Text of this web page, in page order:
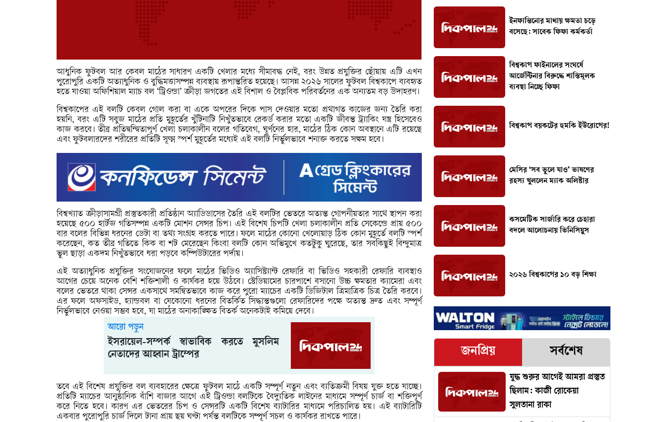
আধুনিক ফুটবল আর কেবল মাঠের সাধারণ একটি খেলার মধ্যে সীমাবদ্ধ নেই, বরং উন্নত প্রযুক্তির ছোঁয়ায় এটি এখন
পুরোপুরি একটি অত্যাধুনিক ও বুদ্ধিমত্তাসম্পন্ন ব্যবস্থায় রূপান্তরিত হয়েছে। আসন্ন ২০২৬ সালের ফুটবল বিশ্বকাপে ব্যবহৃত
হতে যাওয়া অফিশিয়াল ম্যাচ বল ‘ট্রিওন্ডা’ ক্রীড়া জগতের এই বিশাল ও বৈপ্লবিক পরিবর্তনের এক অন্যতম বড় উদাহরণ।
বিশ্বকাপের এই বলটি কেবল গোল করা বা একে অপরের দিকে পাস দেওয়ার মতো প্রথাগত কাজের জন্য তৈরি করা
হয়নি, বরং এটি সবুজ মাঠের প্রতি মুহূর্তের খুঁটিনাটি নিখুঁতভাবে রেকর্ড করার মতো একটি জীবন্ত ট্র্যাকিং যন্ত্র হিসেবেও
কাজ করবে। তীব্র প্রতিদ্বন্দ্বিতাপূর্ণ খেলা চলাকালীন বলের গতিবেগ, ঘূর্ণনের হার, মাঠের ঠিক কোন অবস্থানে এটি রয়েছে
এবং ফুটবলারদের শরীরের প্রতিটি সূক্ষ্ম স্পর্শ মুহূর্তের মধ্যেই এই বলটি নির্ভুলভাবে শনাক্ত করতে সক্ষম হবে।
বিশ্বখ্যাত ক্রীড়াসামগ্রী প্রস্তুতকারী প্রতিষ্ঠান অ্যাডিডাসের তৈরি এই বলটির ভেতরে অত্যন্ত গোপনীয়তার সাথে স্থাপন করা
হয়েছে ৫০০ হার্টজ গতিসম্পন্ন একটি মোশন সেন্সর চিপ। এই বিশেষ চিপটি খেলা চলাকালীন প্রতি সেকেন্ডে প্রায় ৫০০
বার বলের বিভিন্ন ধরনের ডেটা বা তথ্য সংগ্রহ করতে পারে। ফলে মাঠের কোনো খেলোয়াড় ঠিক কোন মুহূর্তে বলটি স্পর্শ
করেছেন, কত তীব্র গতিতে কিক বা শট মেরেছেন কিংবা বলটি কোন অভিমুখে কতটুকু ঘুরেছে, তার সবকিছুই বিন্দুমাত্র
ভুল ছাড়া একদম নিখুঁতভাবে ধরা পড়বে কম্পিউটারের পর্দায়।
এই অত্যাধুনিক প্রযুক্তির সংযোজনের ফলে মাঠের ভিডিও অ্যাসিস্ট্যান্ট রেফারি বা ভিডিও সহকারী রেফারি ব্যবস্থাও
আগের চেয়ে অনেক বেশি শক্তিশালী ও কার্যকর হয়ে উঠবে। স্টেডিয়ামের চারপাশে বসানো উচ্চ ক্ষমতার ক্যামেরা এবং
বলের ভেতরে থাকা সেন্সর একসাথে সমন্বিতভাবে কাজ করে পুরো ম্যাচের একটি ডিজিটাল ত্রিমাত্রিক চিত্র তৈরি করবে।
এর ফলে অফসাইড, হ্যান্ডবল বা যেকোনো ধরনের বিতর্কিত সিদ্ধান্তগুলো রেফারিদের পক্ষে অত্যন্ত দ্রুত এবং সম্পূর্ণ
নির্ভুলভাবে নেওয়া সম্ভব হবে, যা মাঠের অনাকাঙ্ক্ষিত বিতর্ক অনেকটাই কমিয়ে দেবে।
আরো পড়ুন
ইসরায়েল-সম্পর্ক স্বাভাবিক করতে মুসলিম
নেতাদের আহ্বান ট্রাম্পের
তবে এই বিশেষ প্রযুক্তির বল ব্যবহারের ক্ষেত্রে ফুটবল মাঠে একটি সম্পূর্ণ নতুন এবং ব্যতিক্রমী বিষয় যুক্ত হতে যাচ্ছে।
প্রতিটি ম্যাচের আনুষ্ঠানিক বাঁশি বাজার আগে এই ট্রিওন্ডা বলটিকে বৈদ্যুতিক লাইনের মাধ্যমে সম্পূর্ণ চার্জ বা শক্তিপূর্ণ
করে নিতে হবে। কারণ এর ভেতরের চিপ ও সেন্সরটি একটি বিশেষ ব্যাটারির মাধ্যমে পরিচালিত হয়। এই ব্যাটারিটি
একবার পুরোপুরি চার্জ দিলে টানা প্রায় ছয় ঘণ্টা পর্যন্ত বলটিকে সম্পূর্ণ সচল ও কার্যকর রাখতে পারে।
ইনফান্তিনোর মাথায় ক্ষমতা চড়ে
বসেছে: সাবেক ফিফা কর্মকর্তা
বিশ্বকাপ ফাইনালের সংঘর্ষে
আর্জেন্টিনার বিরুদ্ধে শাস্তিমূলক
ব্যবস্থা নিচ্ছে ফিফা
বিশ্বকাপ বয়কটের হুমকি ইউরোপের!
মেসির ‘সব ভুলে যাও’ ভাষণের
রহস্য খুললেন ম্যাক অলিস্টার
কসমেটিক সার্জারি করে চেহারা
বদলে আলোচনায় ভিনিসিয়ুস
২০২৬ বিশ্বকাপের ১০ বড় শিক্ষা
জনপ্রিয় সর্বশেষ
যুদ্ধ শুরুর আগেই আমরা প্রস্তুত
ছিলাম: কাজী রোকেয়া
সুলতানা রাকা